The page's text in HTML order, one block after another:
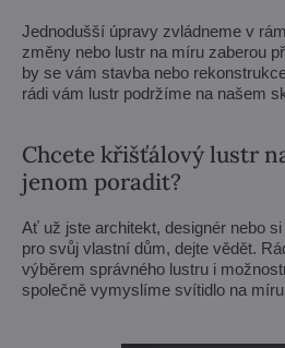
Jednodušší úpravy zvládneme v
změny nebo lustr na míru zaberou
by se vám stavba nebo
rádi vám lustr podržíme na našem
Chcete křišťálový lustr
jenom poradit?
Ať už jste architekt, designér nebo
pro svůj vlastní dům, dejte vědět.
výběrem správného lustru i
společně vymyslíme svítidlo na